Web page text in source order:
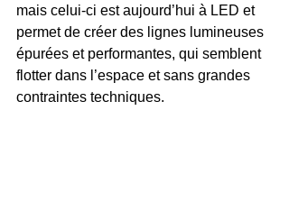
mais celui-ci est aujourd’hui à LED et
permet de créer des lignes lumineuses
épurées et performantes, qui semblent
flotter dans l’espace et sans grandes
contraintes techniques.